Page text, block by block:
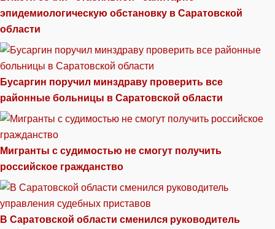
эпидемиологическую обстановку в Саратовской
области
Бусаргин поручил минздраву проверить все
районные больницы в Саратовской области
Мигранты с судимостью не смогут получить
российское гражданство
В Саратовской области сменился руководитель